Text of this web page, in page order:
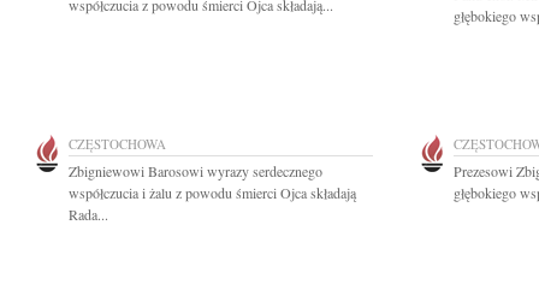
współczucia z powodu śmierci Ojca składają...
głębokiego
CZĘSTOCHOWA
Zbigniewowi Barosowi wyrazy serdecznego
współczucia i żalu z powodu śmierci Ojca składają
Rada...
Prezesowi
głębokiego